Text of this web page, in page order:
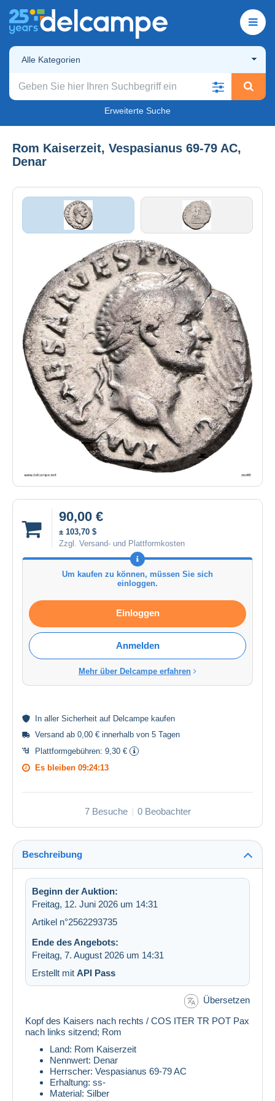
Alle Kategorien
Erweiterte Suche
Rom Kaiserzeit, Vespasianus 69-79 AC,
Denar
90,00 €
± 103,70 $
Zzgl. Versand- und Plattformkosten
Um kaufen zu können, müssen Sie sich
einloggen.
Einloggen
Anmelden
Mehr über Delcampe erfahren
In aller Sicherheit auf Delcampe kaufen
Versand ab 0,00 € innerhalb von 5 Tagen
Plattformgebühren: 9,30 €
Es bleiben 09:24:13
7 Besuche 0 Beobachter
Beschreibung
Beginn der Auktion:
Freitag, 12. Juni 2026 um 14:31
Artikel n°2562293735
Ende des Angebots:
Freitag, 7. August 2026 um 14:31
Erstellt mit API Pass
Übersetzen
Kopf des Kaisers nach rechts / COS ITER TR POT Pax
nach links sitzend; Rom
Land: Rom Kaiserzeit
Nennwert: Denar
Herrscher: Vespasianus 69-79 AC
Erhaltung: ss-
Material: Silber